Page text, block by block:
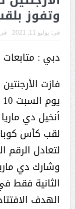
وتفوز
فى: يوليو 11, 2021
دبي : متابعات
لتعادل الرقم
وشارك دي
الثانية فقط
الهدف